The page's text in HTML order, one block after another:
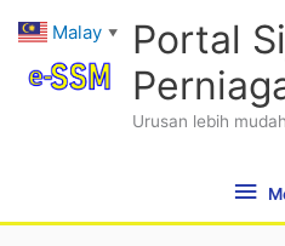
content
Portal
Urusan lebih
Malay ▼